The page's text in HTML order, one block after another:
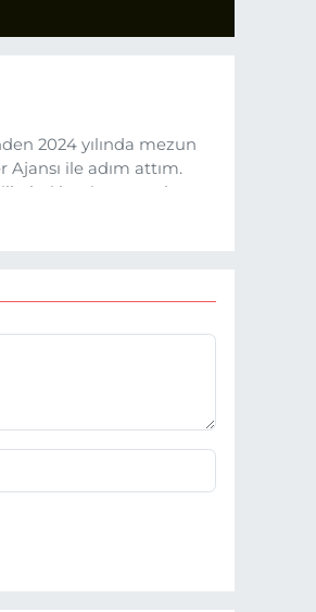
2024 yılında mezun
Ajansı ile adım attım.
benimseyerek,
aktarmayı